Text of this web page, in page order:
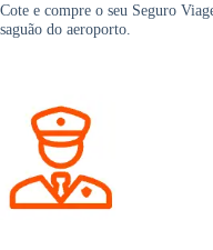
Cote e compre o seu Seguro
saguão do aeroporto.